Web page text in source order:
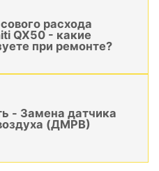
расхода
QX50 - какие
при ремонте?
- Замена датчика
(ДМРВ)